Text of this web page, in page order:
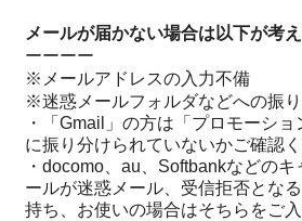
メールが届かない場合は以下が考
ーーーー
※メールアドレスの入力不備
※迷惑メールフォルダなどへの振
・「Gmail」の方は「プロモーシ
に振り分けられていないかご確認く
・docomo、au、Softbankなどの
ールが迷惑メール、受信拒否とな
持ち、お使いの場合はそちらをご